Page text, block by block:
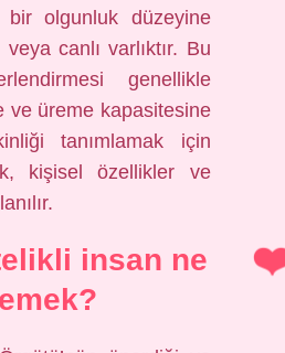
bir olgunluk düzeyine
canlı varlıktır. Bu
genellikle
ve üreme kapasitesine
tanımlamak için
kişisel özellikler ve
insan ne